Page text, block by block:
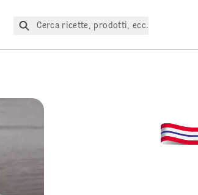
Cerca ricette, prodotti, ecc.